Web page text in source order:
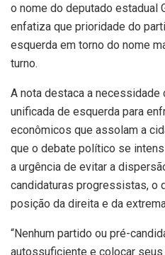
o nome do deputado estadual
enfatiza que prioridade do
esquerda em torno do nome
turno.
A nota destaca a necessidade
unificada de esquerda para
econômicos que assolam a
que o debate político se
a urgência de evitar a
candidaturas progressistas, o
posição da direita e da
“Nenhum partido ou pré-
autossuficiente e colocar